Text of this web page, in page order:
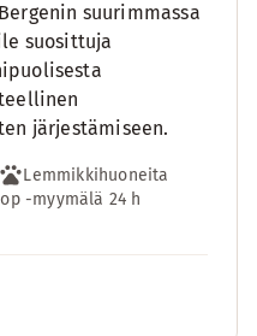
suurimmassa
suosittuja
järjestämiseen.
Lemmikkihuoneita
-myymälä 24 h